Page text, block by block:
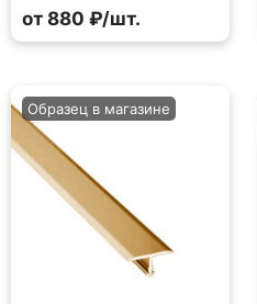
от 880 ₽/шт.
Образец в магазине